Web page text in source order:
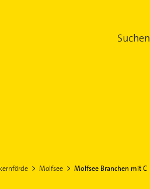
Suchen
Molfsee Molfsee Branchen mit C